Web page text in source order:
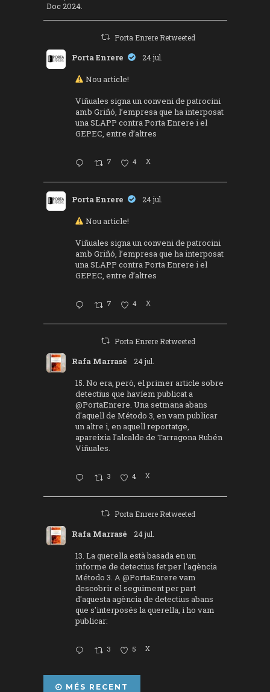
Doc 2024.
Porta Enrere Retweeted
Porta Enrere 24 jul.
Nou article!
Viñuales signa un conveni de patrocini
amb Griñó, l’empresa que ha interposat
una SLAPP contra Porta Enrere i el
GEPEC, entre d’altres
7 4 X
Porta Enrere 24 jul.
Nou article!
Viñuales signa un conveni de patrocini
amb Griñó, l’empresa que ha interposat
una SLAPP contra Porta Enrere i el
GEPEC, entre d’altres
7 4 X
Porta Enrere Retweeted
Rafa Marrasé 24 jul.
15. No era, però, el primer article sobre
detectius que havíem publicat a
@PortaEnrere. Una setmana abans
d'aquell de Método 3, en vam publicar
un altre i, en aquell reportatge,
apareixia l'alcalde de Tarragona Rubén
Viñuales.
3 4 X
Porta Enrere Retweeted
Rafa Marrasé 24 jul.
13. La querella està basada en un
informe de detectius fet per l'agència
Método 3. A@PortaEnrere vam
descobrir el seguiment per part
d'aquesta agència de detectius abans
que s'interposés la querella, i ho vam
publicar:
3 5 X
MÉS RECENT